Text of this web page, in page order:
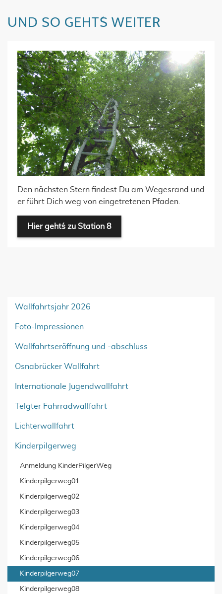
UND SO GEHT´S WEITER
Den nächsten Stern findest Du am Wegesrand und
er führt Dich weg von eingetretenen Pfaden.
Hier geht´s zu Station 8
Wallfahrtsjahr 2026
Foto-Impressionen
Wallfahrtseröffnung und -abschluss
Osnabrücker Wallfahrt
Internationale Jugendwallfahrt
Telgter Fahrradwallfahrt
Lichterwallfahrt
Kinderpilgerweg
Anmeldung KinderPilgerWeg
Kinderpilgerweg01
Kinderpilgerweg02
Kinderpilgerweg03
Kinderpilgerweg04
Kinderpilgerweg05
Kinderpilgerweg06
Kinderpilgerweg07
Kinderpilgerweg08